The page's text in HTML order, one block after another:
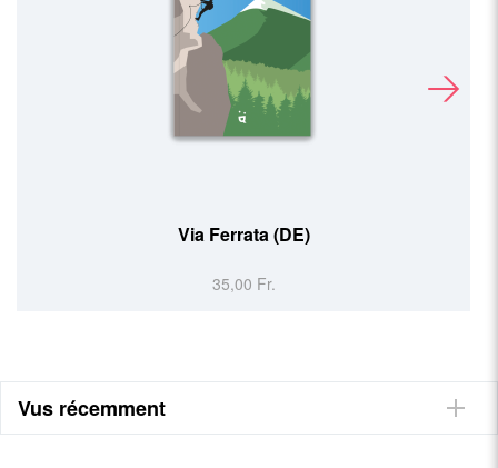
Via Ferrata (DE)
35,00 Fr.
Vus récemment